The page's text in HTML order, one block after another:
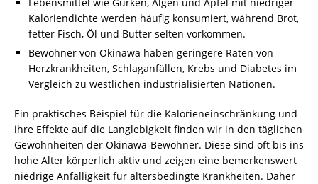
Kaloriendichte werden häufig konsumiert, während Brot,
fetter Fisch, Öl und Butter selten vorkommen.
Bewohner von Okinawa haben geringere Raten von
Herzkrankheiten, Schlaganfällen, Krebs und Diabetes im
Vergleich zu westlichen industrialisierten Nationen.
Ein praktisches Beispiel für die Kalorieneinschränkung und
ihre Effekte auf die Langlebigkeit finden wir in den täglichen
Gewohnheiten der Okinawa-Bewohner. Diese sind oft bis ins
hohe Alter körperlich aktiv und zeigen eine bemerkenswert
niedrige Anfälligkeit für altersbedingte Krankheiten. Daher